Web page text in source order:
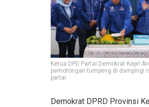
Ketua DPD Partai Demokrat Kepri
pemotongan tumpeng di dampingi
partai
Demokrat DPRD Provinsi